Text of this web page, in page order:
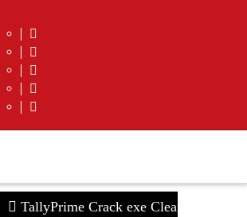
TallyPrime Crack exe Clean